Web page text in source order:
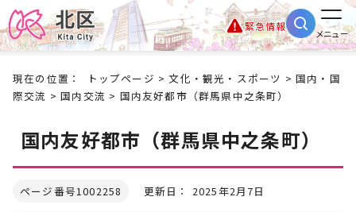
緊急情報
メニュー
現在の位置： トップページ >文化・観光・スポーツ >国内・国
際交流 >国内交流 > 国内友好都市（群馬県中之条町）
国内友好都市（群馬県中之条町）
ページ番号1002258 更新日： 2025年2月7日